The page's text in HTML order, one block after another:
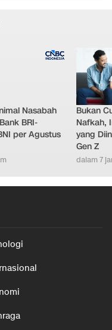
Nasabah
BRI-
per Agustus
Bukan
Nafkah,
yang
Gen Z
dalam 7